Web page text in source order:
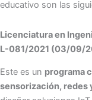
educativo son las
Licenciatura en
L-081/2021 (03/09/
Este es un programa
sensorización, redes